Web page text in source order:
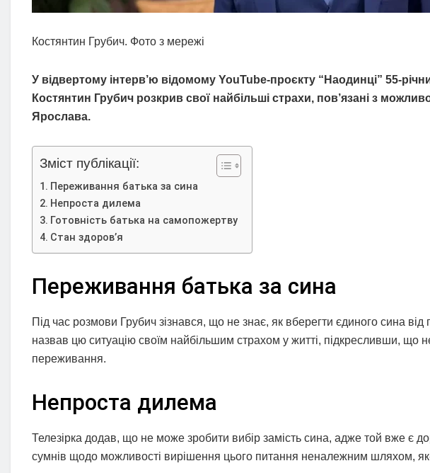
Костянтин Грубич. Фото з мережі
У відвертому інтерв’ю відомому YouTube-проєкту “Наодинці” 55-
Костянтин Грубич розкрив свої найбільші страхи, пов’язані з
Ярослава.
Зміст публікації:
Переживання батька за сина
Непроста дилема
Готовність батька на самопожертву
Стан здоров’я
Переживання батька за сина
Під час розмови Грубич зізнався, що не знає, як вберегти єдиного сина
назвав цю ситуацію своїм найбільшим страхом у житті, підкресливши, що
переживання.
Непроста дилема
Телезірка додав, що не може зробити вибір замість сина, адже той вже є
сумнів щодо можливості вирішення цього питання неналежним шляхом,